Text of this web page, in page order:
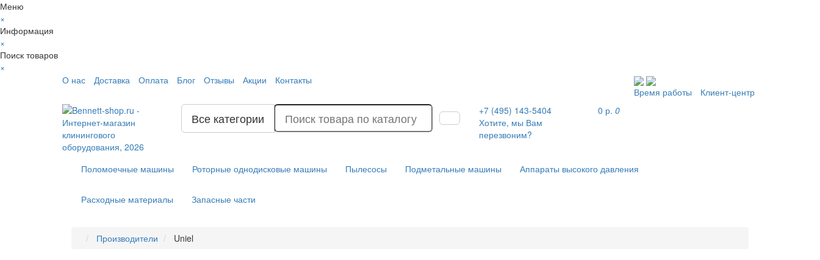
Меню
×
Информация
×
Поиск товаров
×
О нас
Доставка Оплата Блог Отзывы Акции
Контакты
Время работы
Клиент-центр
Все категории
+7 (495) 143-5404
Хотите, мы Вам
перезвоним?
0 р. 0
Поломоечные машины Роторные однодисковые машины Пылесосы Подметальные машины Аппараты высокого давления
Расходные материалы Запасные части
Производители Uniel